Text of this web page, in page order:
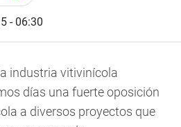
- 06:30
industria vitivinícola
días una fuerte oposición
a diversos proyectos que